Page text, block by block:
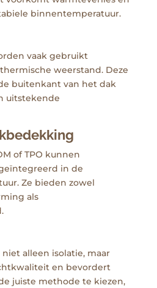
binnentemperatuur.
vaak gebruikt
weerstand. Deze
buitenkant van het dak
uitstekende
of TPO kunnen
in de
Ze bieden zowel
als
alleen isolatie, maar
en bevordert
juiste methode te kiezen,